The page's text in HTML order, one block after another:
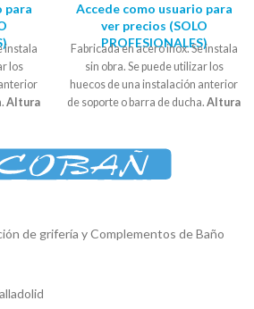
para
instala
los
Altura
1
1
Accede como usuario para
ver precios (SOLO
PROFESIONALES)
Fabricada en acero inox. Se instala
sin obra. Se puede utilizar los
huecos de una instalación anterior
de soporte o barra de ducha. Altura
de la barra horizontal: 35cm.
Conexión Directa.
flexo acero 1,50cm 1 inversor
de grifería y Complementos de Baño